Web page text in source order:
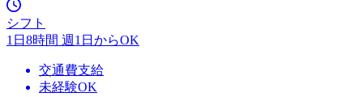
シフト
1日8時間 週1日からOK
交通費支給
未経験OK